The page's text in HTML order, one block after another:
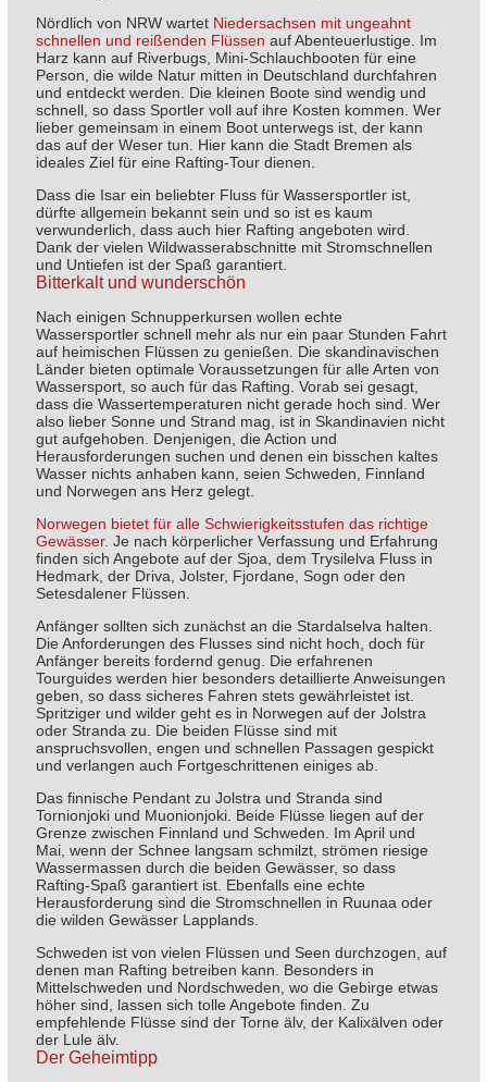
Nördlich von NRW wartet Niedersachsen mit ungeahnt
schnellen und reißenden Flüssen auf Abenteuerlustige. Im
Harz kann auf Riverbugs, Mini-Schlauchbooten für eine
Person, die wilde Natur mitten in Deutschland durchfahren
und entdeckt werden. Die kleinen Boote sind wendig und
schnell, so dass Sportler voll auf ihre Kosten kommen. Wer
lieber gemeinsam in einem Boot unterwegs ist, der kann
das auf der Weser tun. Hier kann die Stadt Bremen als
ideales Ziel für eine Rafting-Tour dienen.
Dass die Isar ein beliebter Fluss für Wassersportler ist,
dürfte allgemein bekannt sein und so ist es kaum
verwunderlich, dass auch hier Rafting angeboten wird.
Dank der vielen Wildwasserabschnitte mit Stromschnellen
und Untiefen ist der Spaß garantiert.
Bitterkalt und wunderschön
Nach einigen Schnupperkursen wollen echte
Wassersportler schnell mehr als nur ein paar Stunden Fahrt
auf heimischen Flüssen zu genießen. Die skandinavischen
Länder bieten optimale Voraussetzungen für alle Arten von
Wassersport, so auch für das Rafting. Vorab sei gesagt,
dass die Wassertemperaturen nicht gerade hoch sind. Wer
also lieber Sonne und Strand mag, ist in Skandinavien nicht
gut aufgehoben. Denjenigen, die Action und
Herausforderungen suchen und denen ein bisschen kaltes
Wasser nichts anhaben kann, seien Schweden, Finnland
und Norwegen ans Herz gelegt.
Norwegen bietet für alle Schwierigkeitsstufen das richtige
Gewässer. Je nach körperlicher Verfassung und Erfahrung
finden sich Angebote auf der Sjoa, dem Trysilelva Fluss in
Hedmark, der Driva, Jolster, Fjordane, Sogn oder den
Setesdalener Flüssen.
Anfänger sollten sich zunächst an die Stardalselva halten.
Die Anforderungen des Flusses sind nicht hoch, doch für
Anfänger bereits fordernd genug. Die erfahrenen
Tourguides werden hier besonders detaillierte Anweisungen
geben, so dass sicheres Fahren stets gewährleistet ist.
Spritziger und wilder geht es in Norwegen auf der Jolstra
oder Stranda zu. Die beiden Flüsse sind mit
anspruchsvollen, engen und schnellen Passagen gespickt
und verlangen auch Fortgeschrittenen einiges ab.
Das finnische Pendant zu Jolstra und Stranda sind
Tornionjoki und Muonionjoki. Beide Flüsse liegen auf der
Grenze zwischen Finnland und Schweden. Im April und
Mai, wenn der Schnee langsam schmilzt, strömen riesige
Wassermassen durch die beiden Gewässer, so dass
Rafting-Spaß garantiert ist. Ebenfalls eine echte
Herausforderung sind die Stromschnellen in Ruunaa oder
die wilden Gewässer Lapplands.
Schweden ist von vielen Flüssen und Seen durchzogen, auf
denen man Rafting betreiben kann. Besonders in
Mittelschweden und Nordschweden, wo die Gebirge etwas
höher sind, lassen sich tolle Angebote finden. Zu
empfehlende Flüsse sind der Torne älv, der Kalixälven oder
der Lule älv.
Der Geheimtipp